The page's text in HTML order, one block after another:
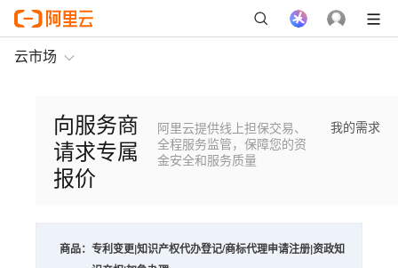
云市场
向服务商
请求专属
报价
阿里云提供线上担保交易、
全程服务监管，保障您的资
金安全和服务质量
我的需求
商品：专利变更|知识产权代办登记/商标代理申请注册|资政知